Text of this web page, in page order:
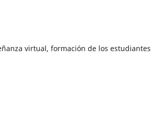
virtual, formación de los estudiantes